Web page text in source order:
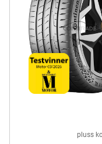
pluss